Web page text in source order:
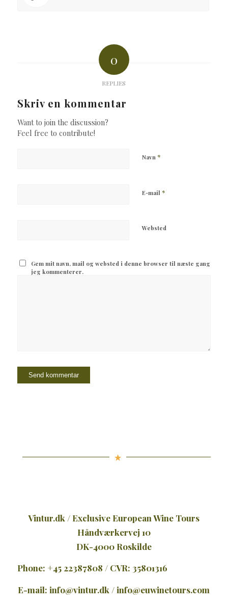
0
REPLIES
Skriv en kommentar
Want to join the discussion?
Feel free to contribute!
Navn *
E-mail *
Websted
Gem mit navn, mail og websted i denne browser til næste gang
jeg kommenterer.
Vintur.dk / Exclusive European Wine Tours
Håndværkervej 10
DK-4000 Roskilde
Phone: +45 22387808 / CVR: 35801316
E-mail:info@vintur.dk /info@euwinetours.com